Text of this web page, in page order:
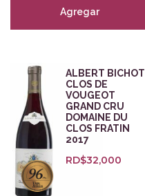
Agregar
ALBERT BICHOT
CLOS DE
VOUGEOT
GRAND CRU
DOMAINE DU
CLOS FRATIN
2017
RD$32,000